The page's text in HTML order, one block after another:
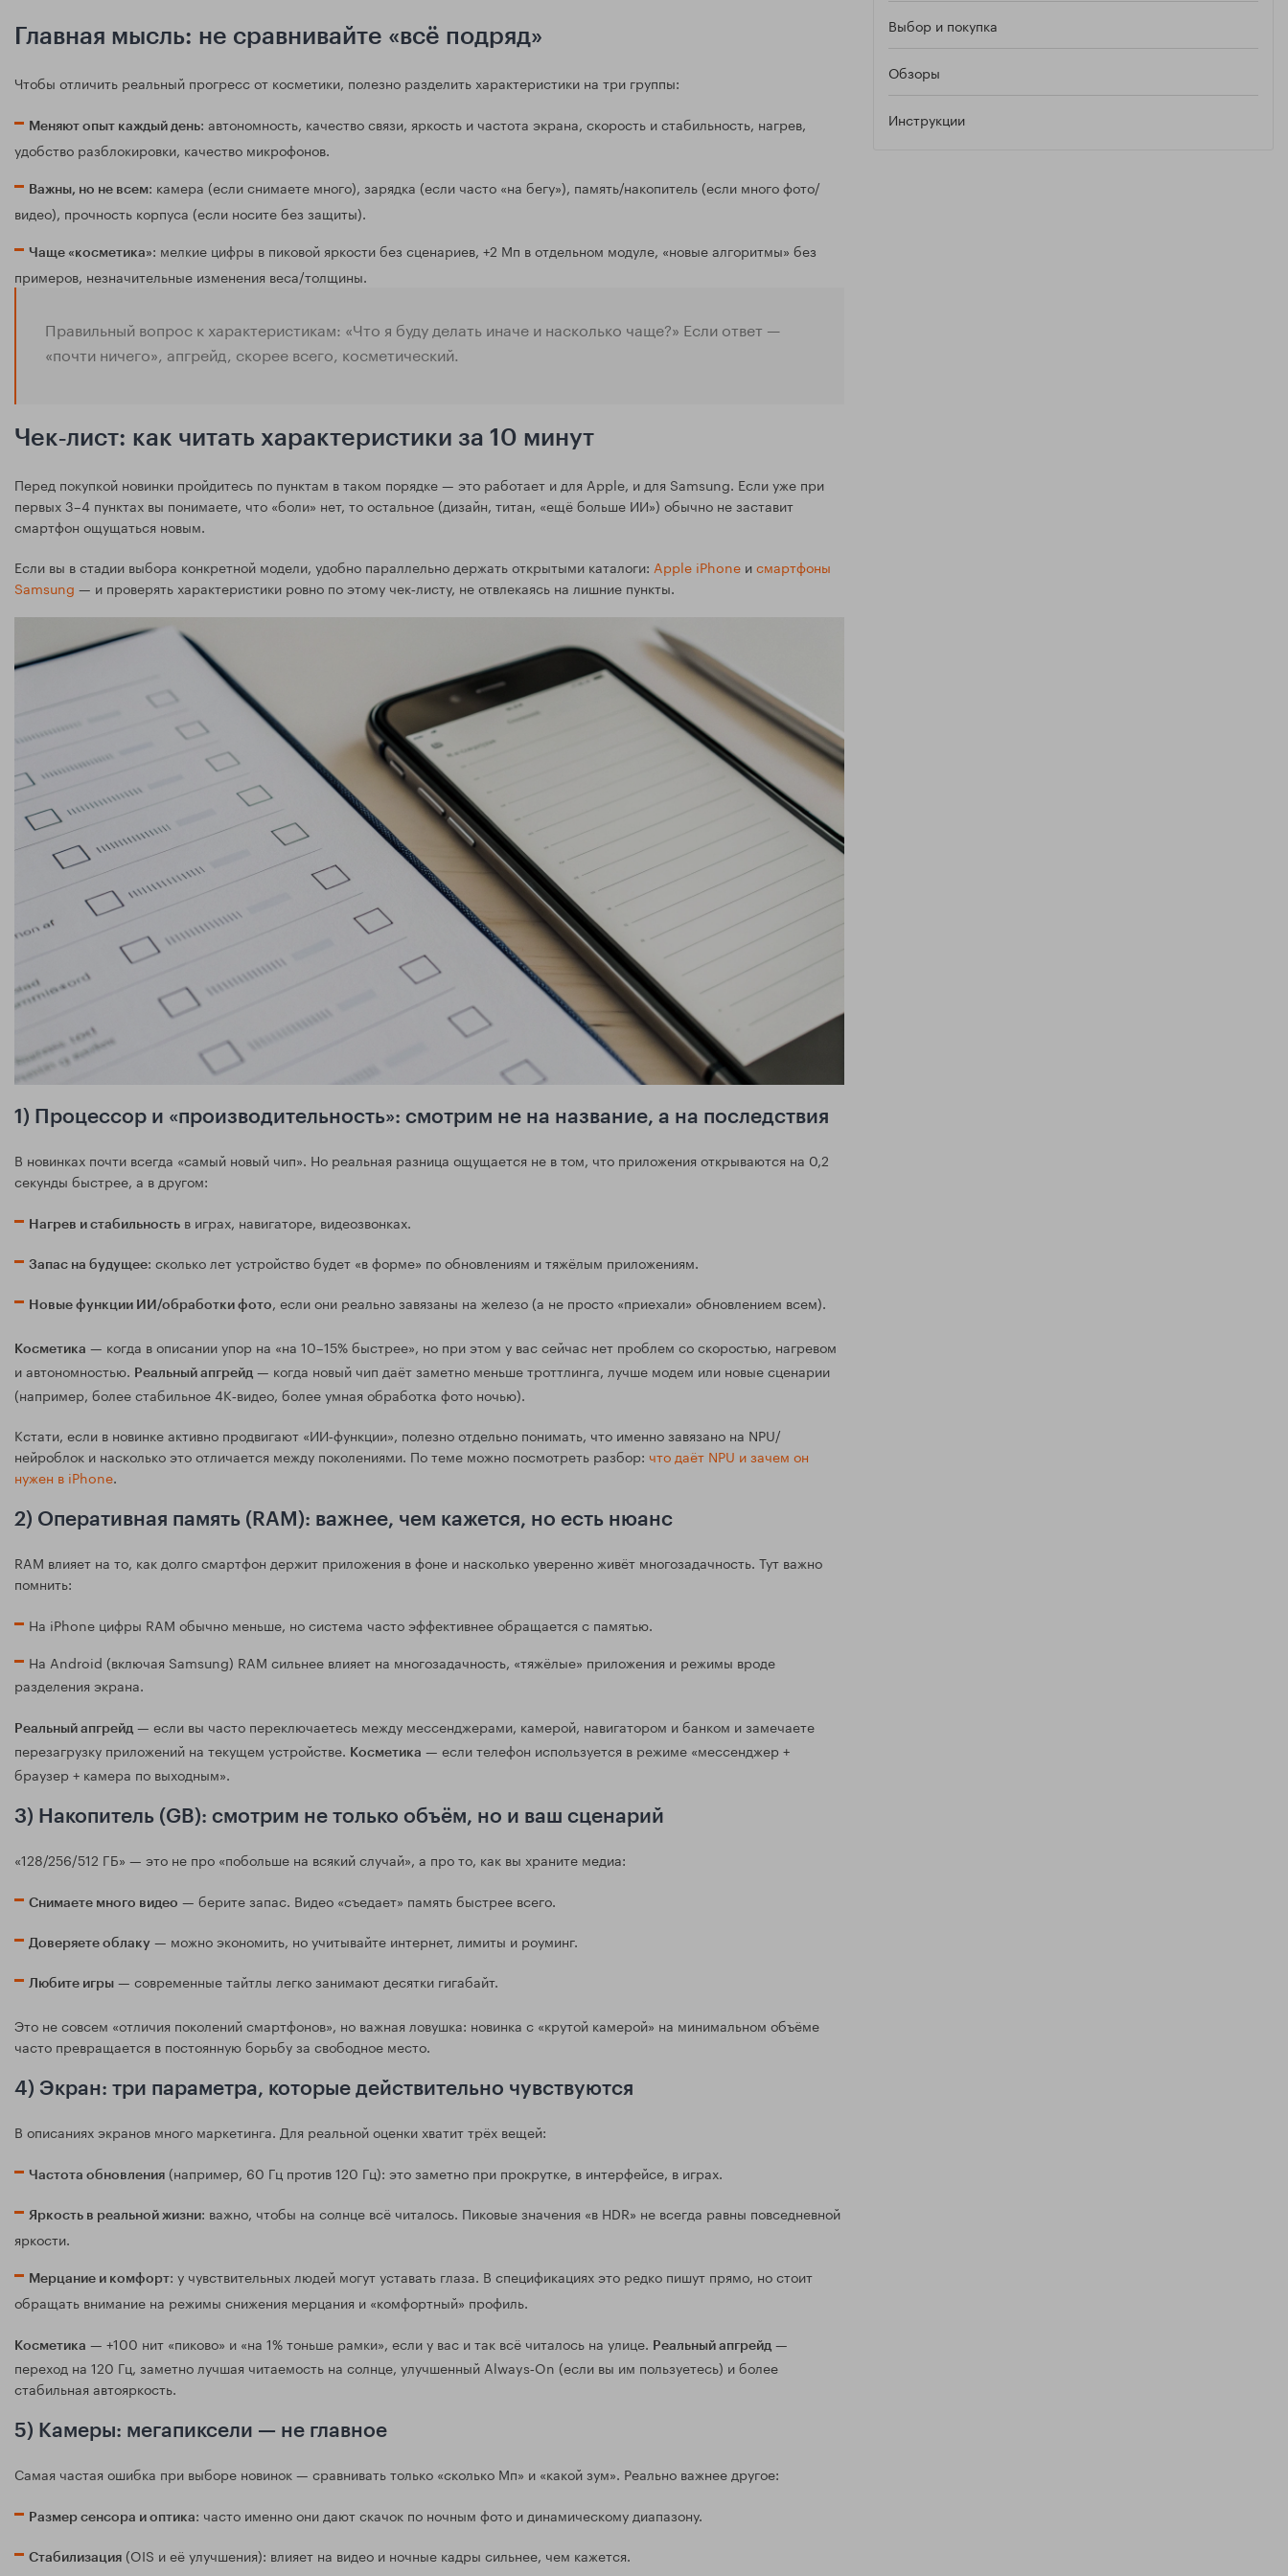
Главная мысль: не сравнивайте «всё подряд»
Чтобы отличить реальный прогресс от косметики, полезно разделить характеристики на три группы:
Меняют опыт каждый день: автономность, качество связи, яркость и частота экрана, скорость и стабильность, нагрев,
удобство разблокировки, качество микрофонов.
Важны, но не всем: камера (если снимаете много), зарядка (если часто «на бегу»), память/накопитель (если много фото/
видео), прочность корпуса (если носите без защиты).
Чаще «косметика»: мелкие цифры в пиковой яркости без сценариев, +2 Мп в отдельном модуле, «новые алгоритмы» без
примеров, незначительные изменения веса/толщины.
Правильный вопрос к характеристикам: «Что я буду делать иначе и насколько чаще?» Если ответ —
«почти ничего», апгрейд, скорее всего, косметический.
Чек‑лист: как читать характеристики за 10 минут
Перед покупкой новинки пройдитесь по пунктам в таком порядке — это работает и для Apple, и для Samsung. Если уже при
первых 3–4 пунктах вы понимаете, что «боли» нет, то остальное (дизайн, титан, «ещё больше ИИ») обычно не заставит
смартфон ощущаться новым.
Если вы в стадии выбора конкретной модели, удобно параллельно держать открытыми каталоги: Apple iPhone исмартфоны
Samsung — и проверять характеристики ровно по этому чек‑листу, не отвлекаясь на лишние пункты.
1) Процессор и «производительность»: смотрим не на название, а на последствия
В новинках почти всегда «самый новый чип». Но реальная разница ощущается не в том, что приложения открываются на 0,2
секунды быстрее, а в другом:
Нагрев и стабильность в играх, навигаторе, видеозвонках.
Запас на будущее: сколько лет устройство будет «в форме» по обновлениям и тяжёлым приложениям.
Новые функции ИИ/обработки фото, если они реально завязаны на железо (а не просто «приехали» обновлением всем).
Косметика — когда в описании упор на «на 10–15% быстрее», но при этом у вас сейчас нет проблем со скоростью, нагревом
и автономностью. Реальный апгрейд — когда новый чип даёт заметно меньше троттлинга, лучше модем или новые сценарии
(например, более стабильное 4K‑видео, более умная обработка фото ночью).
Кстати, если в новинке активно продвигают «ИИ‑функции», полезно отдельно понимать, что именно завязано на NPU/
нейроблок и насколько это отличается между поколениями. По теме можно посмотреть разбор: что даёт NPU и зачем он
нужен в iPhone.
2) Оперативная память (RAM): важнее, чем кажется, но есть нюанс
RAM влияет на то, как долго смартфон держит приложения в фоне и насколько уверенно живёт многозадачность. Тут важно
помнить:
На iPhone цифры RAM обычно меньше, но система часто эффективнее обращается с памятью.
На Android (включая Samsung) RAM сильнее влияет на многозадачность, «тяжёлые» приложения и режимы вроде
разделения экрана.
Реальный апгрейд — если вы часто переключаетесь между мессенджерами, камерой, навигатором и банком и замечаете
перезагрузку приложений на текущем устройстве. Косметика — если телефон используется в режиме «мессенджер +
браузер + камера по выходным».
3) Накопитель (GB): смотрим не только объём, но и ваш сценарий
«128/256/512 ГБ» — это не про «побольше на всякий случай», а про то, как вы храните медиа:
Снимаете много видео — берите запас. Видео «съедает» память быстрее всего.
Доверяете облаку — можно экономить, но учитывайте интернет, лимиты и роуминг.
Любите игры — современные тайтлы легко занимают десятки гигабайт.
Это не совсем «отличия поколений смартфонов», но важная ловушка: новинка с «крутой камерой» на минимальном объёме
часто превращается в постоянную борьбу за свободное место.
4) Экран: три параметра, которые действительно чувствуются
В описаниях экранов много маркетинга. Для реальной оценки хватит трёх вещей:
Частота обновления (например, 60 Гц против 120 Гц): это заметно при прокрутке, в интерфейсе, в играх.
Яркость в реальной жизни: важно, чтобы на солнце всё читалось. Пиковые значения «в HDR» не всегда равны повседневной
яркости.
Мерцание и комфорт: у чувствительных людей могут уставать глаза. В спецификациях это редко пишут прямо, но стоит
обращать внимание на режимы снижения мерцания и «комфортный» профиль.
Косметика — +100 нит «пиково» и «на 1% тоньше рамки», если у вас и так всё читалось на улице. Реальный апгрейд —
переход на 120 Гц, заметно лучшая читаемость на солнце, улучшенный Always‑On (если вы им пользуетесь) и более
стабильная автояркость.
5) Камеры: мегапиксели — не главное
Самая частая ошибка при выборе новинок — сравнивать только «сколько Мп» и «какой зум». Реально важнее другое:
Размер сенсора и оптика: часто именно они дают скачок по ночным фото и динамическому диапазону.
Стабилизация (OIS и её улучшения): влияет на видео и ночные кадры сильнее, чем кажется.
Выбор и покупка
Обзоры
Инструкции